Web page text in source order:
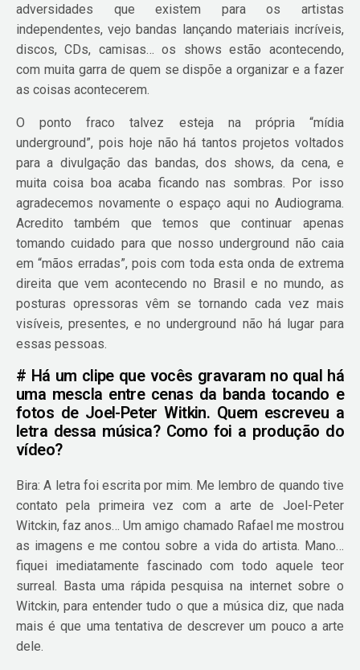
adversidades que existem para os artistas
independentes, vejo bandas lançando materiais incríveis,
discos, CDs, camisas… os shows estão acontecendo,
com muita garra de quem se dispõe a organizar e a fazer
as coisas acontecerem.
O ponto fraco talvez esteja na própria “mídia
underground”, pois hoje não há tantos projetos voltados
para a divulgação das bandas, dos shows, da cena, e
muita coisa boa acaba ficando nas sombras. Por isso
agradecemos novamente o espaço aqui no Audiograma.
Acredito também que temos que continuar apenas
tomando cuidado para que nosso underground não caia
em “mãos erradas”, pois com toda esta onda de extrema
direita que vem acontecendo no Brasil e no mundo, as
posturas opressoras vêm se tornando cada vez mais
visíveis, presentes, e no underground não há lugar para
essas pessoas.
# Há um clipe que vocês gravaram no qual há
uma mescla entre cenas da banda tocando e
fotos de Joel-Peter Witkin. Quem escreveu a
letra dessa música? Como foi a produção do
vídeo?
Bira: A letra foi escrita por mim. Me lembro de quando tive
contato pela primeira vez com a arte de Joel-Peter
Witckin, faz anos… Um amigo chamado Rafael me mostrou
as imagens e me contou sobre a vida do artista. Mano…
fiquei imediatamente fascinado com todo aquele teor
surreal. Basta uma rápida pesquisa na internet sobre o
Witckin, para entender tudo o que a música diz, que nada
mais é que uma tentativa de descrever um pouco a arte
dele.